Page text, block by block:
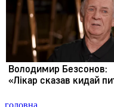
головна